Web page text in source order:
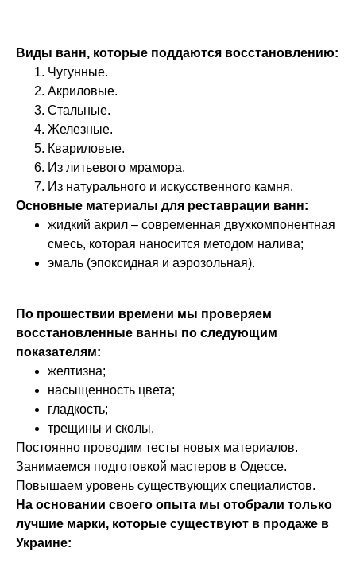
Виды ванн, которые поддаются восстановлению:
Чугунные.
Акриловые.
Стальные.
Железные.
Квариловые.
Из литьевого мрамора.
Из натурального и искусственного камня.
Основные материалы для реставрации ванн:
жидкий акрил – современная двухкомпонентная
смесь, которая наносится методом налива;
эмаль (эпоксидная и аэрозольная).
По прошествии времени мы проверяем
восстановленные ванны по следующим
показателям:
желтизна;
насыщенность цвета;
гладкость;
трещины и сколы.
Постоянно проводим тесты новых материалов.
Занимаемся подготовкой мастеров в Одессе.
Повышаем уровень существующих специалистов.
На основании своего опыта мы отобрали только
лучшие марки, которые существуют в продаже в
Украине: